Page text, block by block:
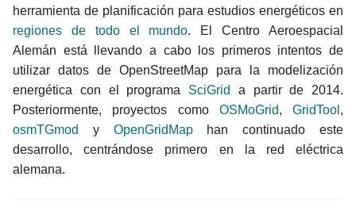
herramienta de planificación para estudios energéticos en
regiones de todo el mundo. El Centro Aeroespacial
Alemán está llevando a cabo los primeros intentos de
utilizar datos de OpenStreetMap para la modelización
energética con el programa SciGrid
a partir de 2014.
Posteriormente, proyectos como OSMoGrid, GridTool ,
osmTGmod
y OpenGridMaphan continuado este
desarrollo, centrándose primero en la red eléctrica
alemana.